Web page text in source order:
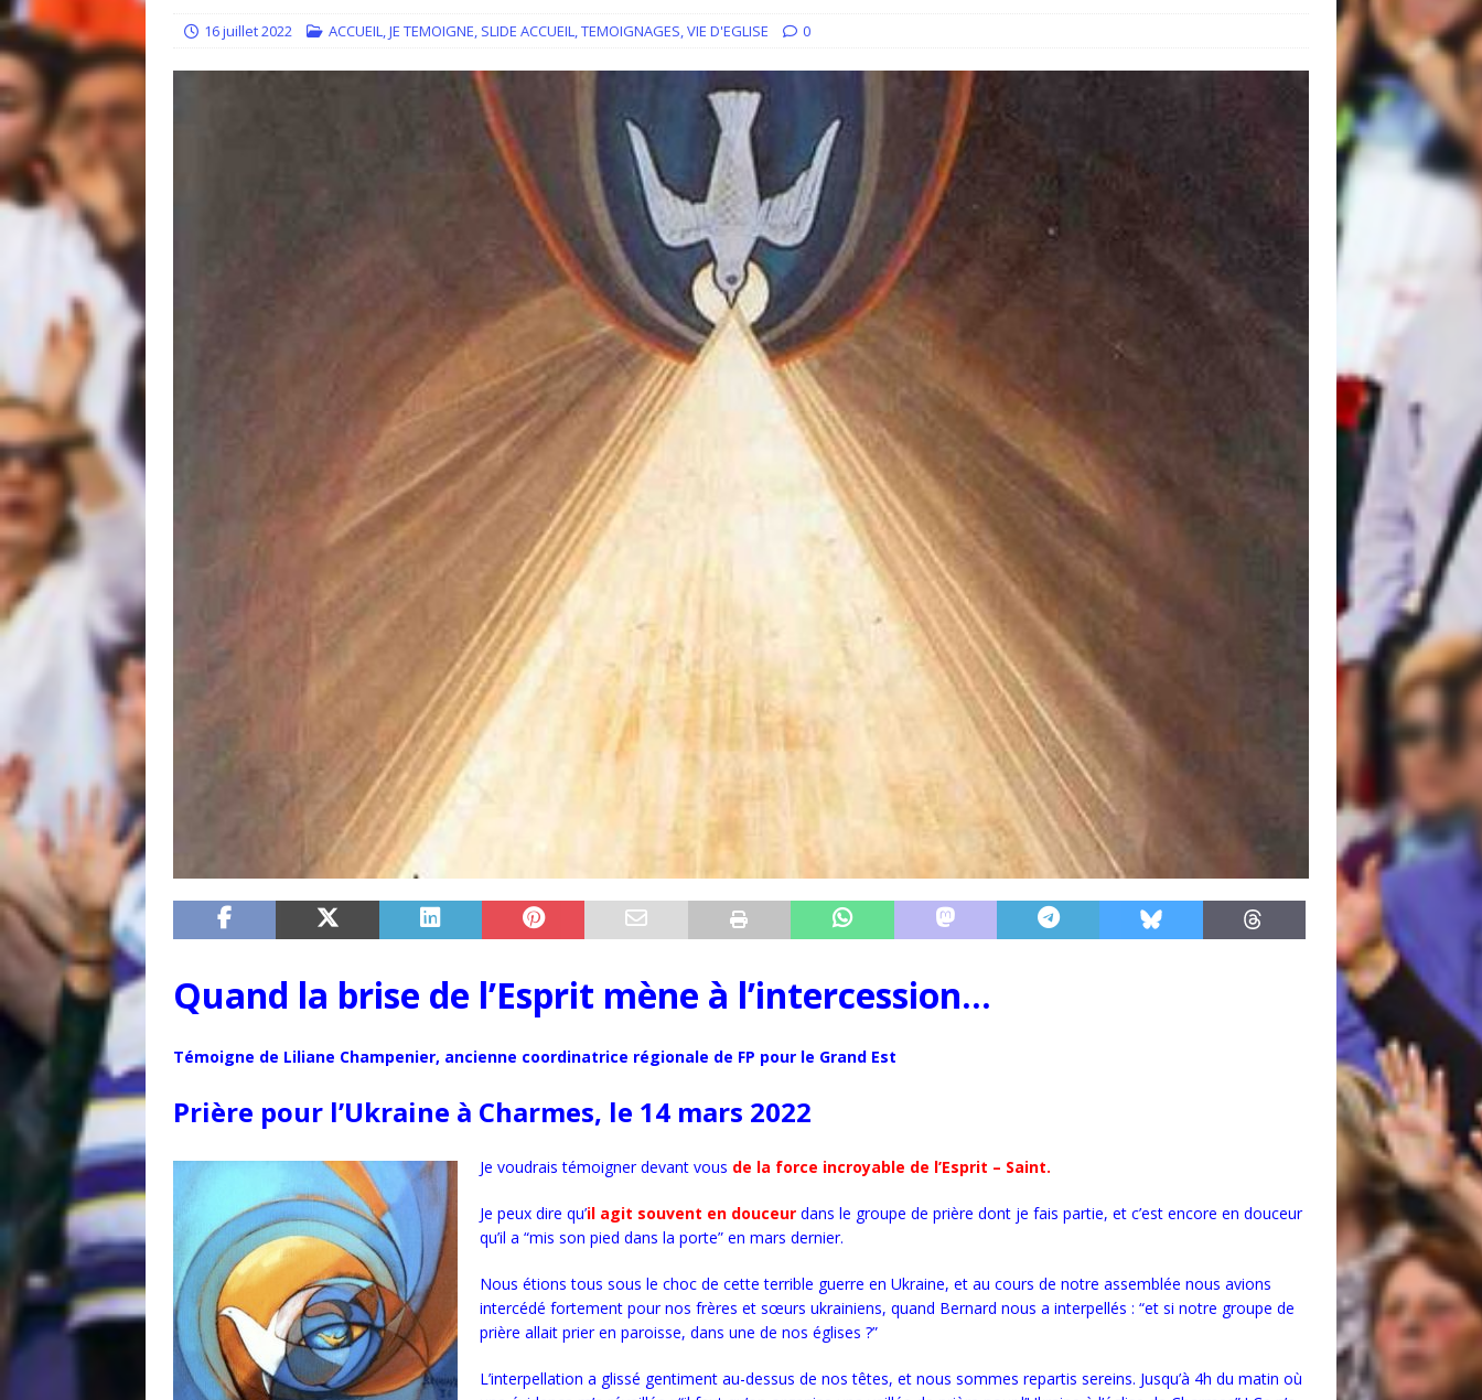
[ 14 juillet 2026 ] Quand la respiration devient prière
ACCUEIL
Témoignage : “J’ai eu la grâce d’être visité par Dieu”
GUERISON, DELIVRANCE
EDITO : Que votre joie soit parfaite ! Jn 15, 11 ACCOMPAGNEMENT SPIRITUEL
16 juillet 2022 ACCUEIL,JE TEMOIGNE, SLIDE ACCUEIL,TEMOIGNAGES,VIE D'EGLISE 0
Quand la brise de l’Esprit mène à l’intercession…
Témoigne de Liliane Champenier, ancienne coordinatrice régionale de FP pour le Grand Est
Prière pour l’Ukraine à Charmes, le 14 mars 2022
Je voudrais témoigner devant vous de la force incroyable de l’Esprit – Saint.
Je peux dire qu’il agit souvent en douceur dans le groupe de prière dont je fais partie, et c’est encore en douceur
qu’il a “mis son pied dans la porte” en mars dernier.
Nous étions tous sous le choc de cette terrible guerre en Ukraine, et au cours de notre assemblée nous avions
intercédé fortement pour nos frères et sœurs ukrainiens, quand Bernard nous a interpellés : “et si notre groupe de
prière allait prier en paroisse, dans une de nos églises ?”
L’interpellation a glissé gentiment au-dessus de nos têtes, et nous sommes repartis sereins. Jusqu’à 4h du matin où